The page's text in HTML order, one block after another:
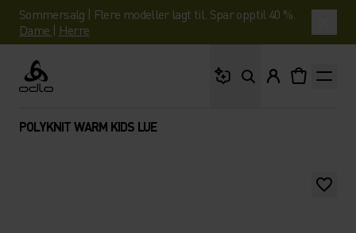
Sommersalg | Flere modeller lagt til. Spar opptil 40 %.
Dame | Herre
Odlo
POLYKNIT WARM KIDS LUE